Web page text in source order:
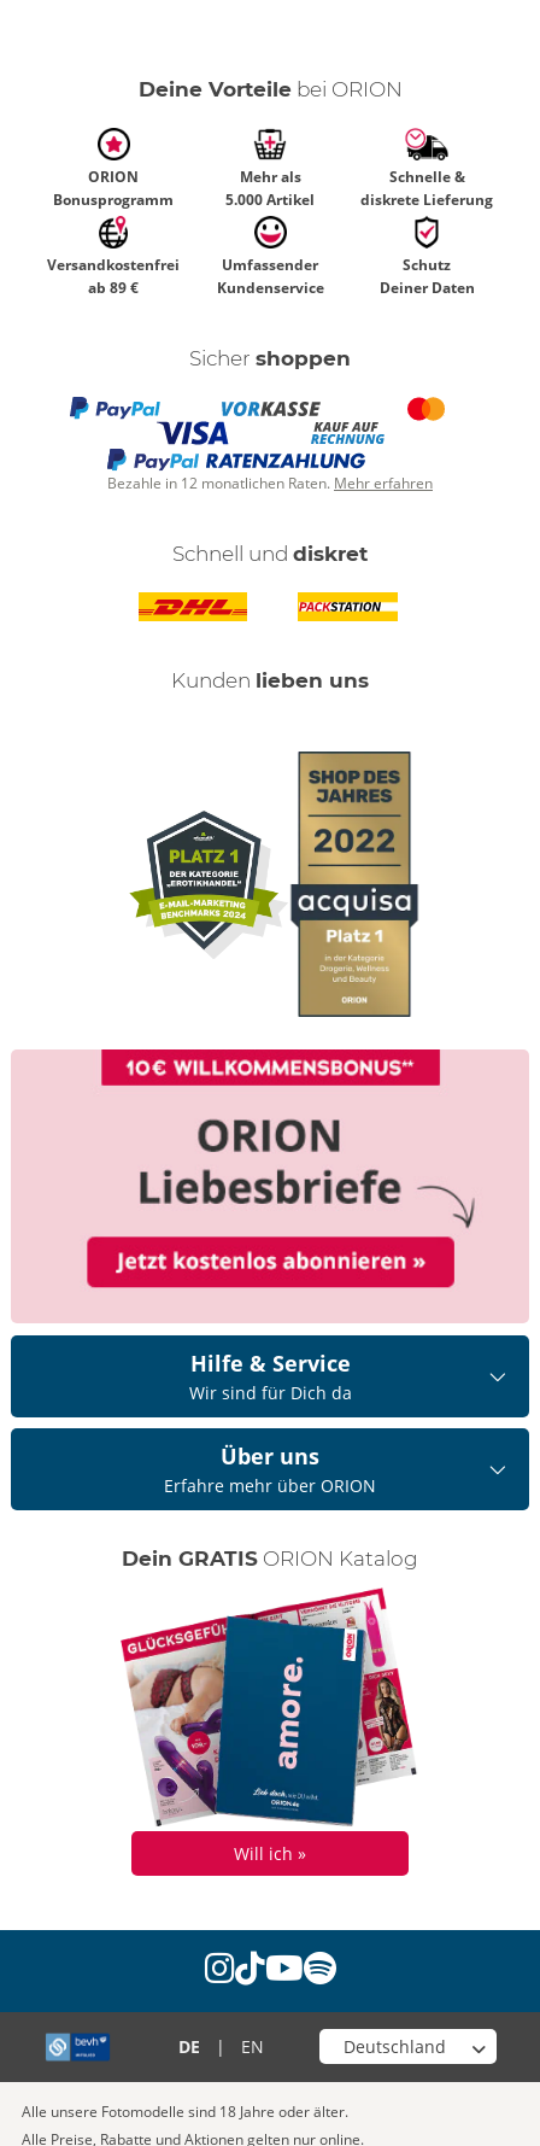
Deine Vorteilebei ORION
ORION
Bonusprogramm
Mehr als
5.000 Artikel
Schnelle &
diskrete Lieferung
Versandkostenfrei
ab 89 €
Umfassender
Kundenservice
Schutz
Deiner Daten
Sicher shoppen
Bezahle in 12 monatlichen Raten. Mehr erfahren
Schnell und diskret
Kunden lieben uns
Hilfe & Service
Wir sind für Dich da
Über uns
Erfahre mehr über ORION
Dein GRATIS ORION Katalog
Will ich »
instagram
tiktok
youtube
spotify
DE | EN Wähle deinen Shop
Alle unsere Fotomodelle sind 18 Jahre oder älter.
Alle Preise, Rabatte und Aktionen gelten nur online.